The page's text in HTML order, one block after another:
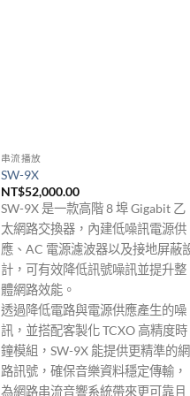
串流播放
SW-9X
NT$52,000.00
SW-9X 是一款高階 8 埠 Gigabit 乙
太網路交換器，內建低噪訊電源供
應、AC 電源濾波器以及接地屏蔽
計，可有效降低訊號噪訊並提升整
體網路效能。
透過降低電路與電源供應產生的噪
訊，並搭配客製化 TCXO 高精度時
鐘模組，SW-9X 能提供更精準的網
路訊號，確保音樂資料穩定傳輸，
為網路串流音響系統帶來更可靠且